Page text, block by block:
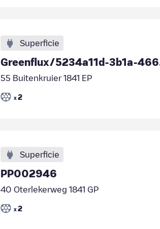
Superficie
55 Buitenkruier 1841 EP
x 2
Superficie
PP002946
40 Oterlekerweg 1841 GP
x 2